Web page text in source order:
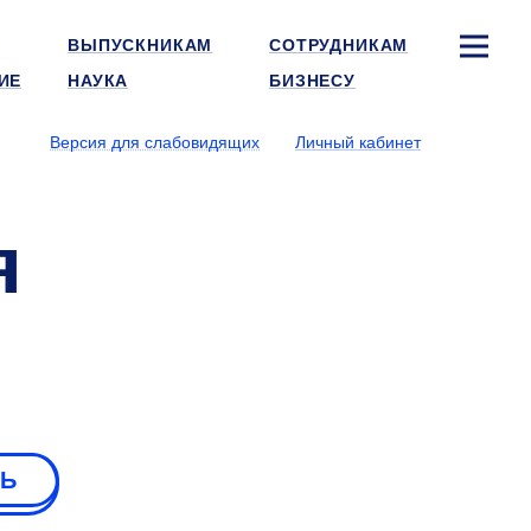
ВЫПУСКНИКАМ
СОТРУДНИКАМ
НАУКА БИЗНЕСУ
Версия для слабовидящих
Личный кабинет